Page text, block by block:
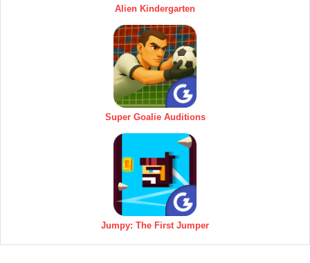
Alien Kindergarten
Super Goalie Auditions
Jumpy: The First Jumper